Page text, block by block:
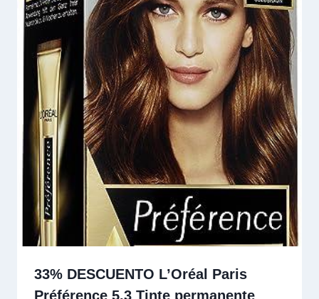
33% DESCUENTO L’Oréal Paris
Préférence 5.3 Tinte permanente